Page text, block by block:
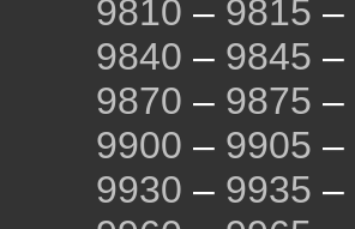
9810 – 9815 –
9840 – 9845 –
9870 – 9875 –
9900 – 9905 –
9930 – 9935 –